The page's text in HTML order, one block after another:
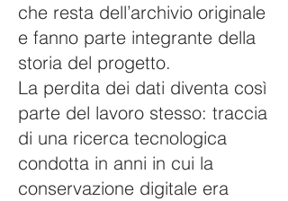
che resta dell’archivio originale
e fanno parte integrante della
storia del progetto.
La perdita dei dati diventa così
parte del lavoro stesso: traccia
di una ricerca tecnologica
condotta in anni in cui la
conservazione digitale era